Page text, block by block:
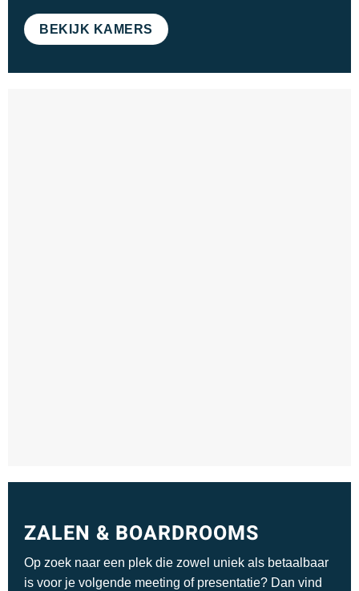
BEKIJK KAMERS
ZALEN & BOARDROOMS
Op zoek naar een plek die zowel uniek als betaalbaar
is voor je volgende meeting of presentatie? Dan vind